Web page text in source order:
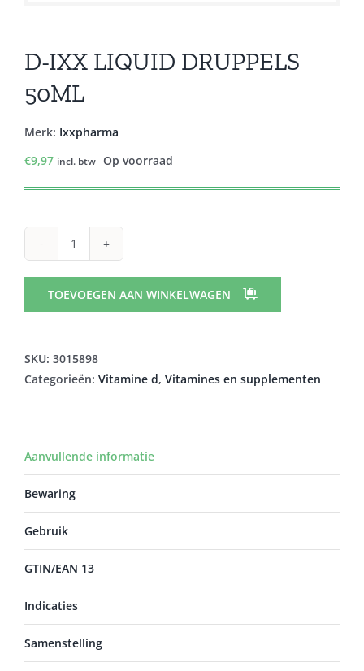
D-IXX LIQUID DRUPPELS
50ML
Merk: Ixxpharma
€9,97 incl. btw Op voorraad
D-
LIQUID
DRUPPELS
aantal
TOEVOEGEN AAN WINKELWAGEN
SKU: 3015898
Categorieën: Vitamine d, Vitamines en supplementen
Aanvullende informatie
Bewaring
Gebruik
GTIN/EAN 13
Indicaties
Samenstelling